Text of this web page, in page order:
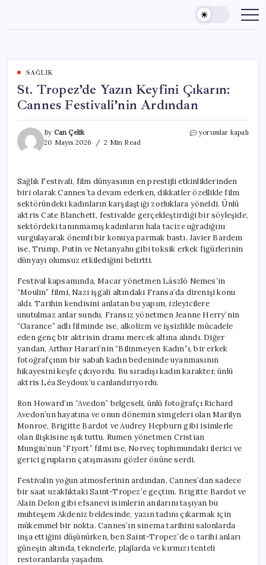
content
SAĞLIK
St. Tropez’de Yazın Keyfini Çıkarın:
Cannes Festivali’nin Ardından
By Can Çelik
20 Mayıs 2026
2 Min Read
St.
Cannes
Festivali’nin
Ardından
için
yorumlar kapalı
Sağlık Festivali, film dünyasının en prestijli etkinliklerinden
biri olarak Cannes’ta devam ederken, dikkatler özellikle film
sektöründeki kadınların karşılaştığı zorluklara yöneldi. Ünlü
aktris Cate Blanchett, festivalde gerçekleştirdiği bir söyleşide,
sektördeki tanınmamış kadınların hala tacize uğradığını
vurgulayarak önemli bir konuya parmak bastı. Javier Bardem
ise, Trump, Putin ve Netanyahu gibi toksik erkek figürlerinin
dünyayı olumsuz etkilediğini belirtti.
Festival kapsamında, Macar yönetmen László Nemes’in
“Moulin” filmi, Nazi işgali altındaki Fransa’da direnişi konu
aldı. Tarihin kendisini anlatan bu yapım, izleyicilere
unutulmaz anlar sundu. Fransız yönetmen Jeanne Herry’nin
“Garance” adlı filminde ise, alkolizm ve işsizlikle mücadele
eden genç bir aktrisin dramı mercek altına alındı. Diğer
yandan, Arthur Harari’nin “Bilinmeyen Kadın”ı, bir erkek
fotoğrafçının bir sabah kadın bedeninde uyanmasının
hikayesini keşfe çıkıyordu. Bu sıradışı kadın karakter, ünlü
aktris Léa Seydoux’u canlandırıyordu.
Ron Howard’ın “Avedon” belgeseli, ünlü fotoğrafçı Richard
Avedon’un hayatına ve onun dönemin simgeleri olan Marilyn
Monroe, Brigitte Bardot ve Audrey Hepburn gibi isimlerle
olan ilişkisine ışık tuttu. Rumen yönetmen Cristian
Mungiu’nun “Fiyort” filmi ise, Norveç toplumundaki ilerici ve
gerici grupların çatışmasını gözler önüne serdi.
Festivalin yoğun atmosferinin ardından, Cannes’dan sadece
bir saat uzaklıktaki Saint-Tropez’e geçtim. Brigitte Bardot ve
Alain Delon gibi efsanevi isimlerin anılarını taşıyan bu
muhteşem Akdeniz beldesinde, yazın tadını çıkarmak için
mükemmel bir nokta. Cannes’ın sinema tarihini salonlarda
inşa ettiğini düşünürken, ben Saint-Tropez’de o tarihi anları
güneşin altında, teknelerle, plajlarda ve kırmızı tenteli
restoranlarda yaşadım.